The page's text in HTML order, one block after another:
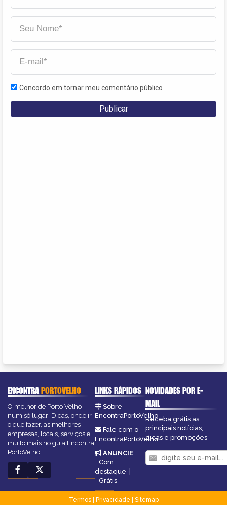
Concordo em tornar meu comentário público
ENCONTRAPORTOVELHO
O melhor de Porto Velho
num só lugar! Dicas, onde ir,
o que fazer, as melhores
empresas, locais, serviços e
muito mais no guia Encontra
PortoVelho
LINKS RÁPIDOS
Sobre
EncontraPortoVelho
Fale com o
EncontraPortoVelho
ANUNCIE:
Com
destaque
Grátis
NOVIDADES POR E-
MAIL
Receba grátis as
principais notícias,
dicas e promoções
Termos| Privacidade
Sitemap